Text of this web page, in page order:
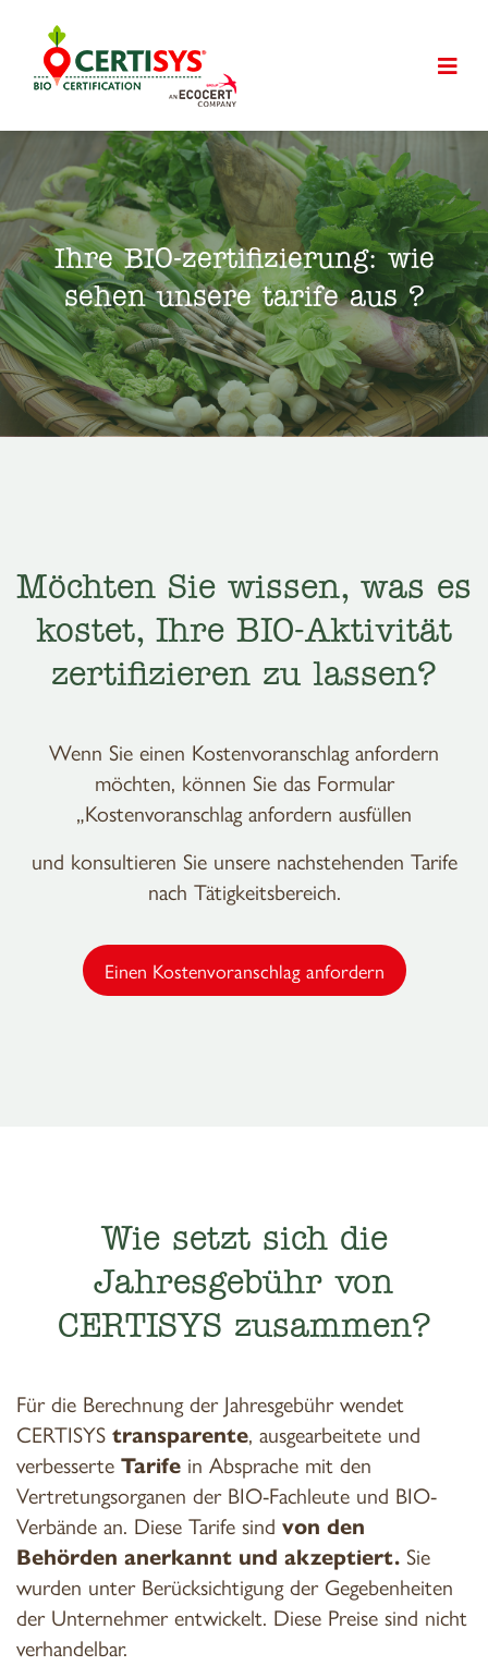
Ihre BIO-zertifizierung: wie
sehen unsere tarife aus ?
Möchten Sie wissen, was es
kostet, Ihre BIO-Aktivität
zertifizieren zu lassen?
Wenn Sie einen Kostenvoranschlag anfordern
möchten, können Sie das Formular
„Kostenvoranschlag anfordern ausfüllen
und konsultieren Sie unsere nachstehenden Tarife
nach Tätigkeitsbereich.
Einen Kostenvoranschlag anfordern
Wie setzt sich die
Jahresgebühr von
CERTISYS zusammen?
Für die Berechnung der Jahresgebühr wendet
CERTISYS transparente, ausgearbeitete und
verbesserte Tarife in Absprache mit den
Vertretungsorganen der BIO-Fachleute und BIO-
Verbände an. Diese Tarife sind von den
Behörden anerkannt und akzeptiert. Sie
wurden unter Berücksichtigung der Gegebenheiten
der Unternehmer entwickelt. Diese Preise sind nicht
verhandelbar.